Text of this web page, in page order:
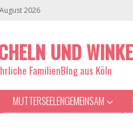
2026
UND
FamilienBlog aus Köln
MUTTERSEELENGEMEINSAM